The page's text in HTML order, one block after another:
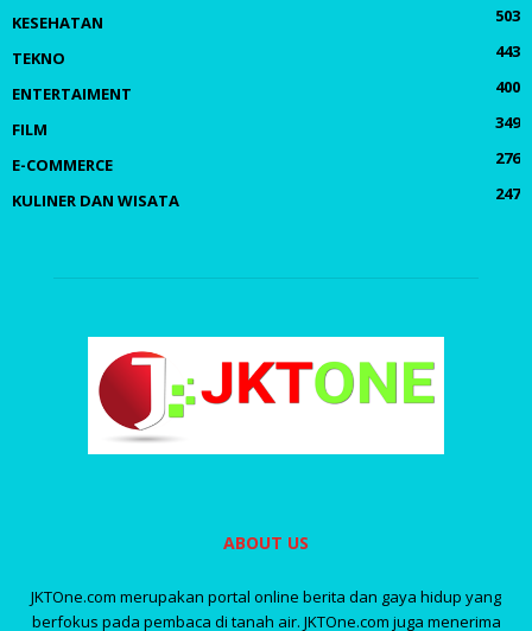
KESEHATAN
503
TEKNO
443
ENTERTAIMENT
400
FILM
349
E-COMMERCE
276
KULINER DAN WISATA
247
ABOUT US
JKTOne.com merupakan portal online berita dan gaya hidup yang
berfokus pada pembaca di tanah air. JKTOne.com juga menerima